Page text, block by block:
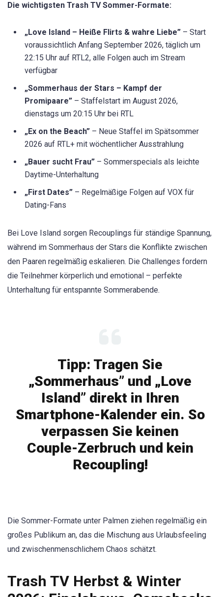
Die wichtigsten Trash TV Sommer-Formate:
„Love Island – Heiße Flirts & wahre Liebe” – Start
voraussichtlich Anfang September 2026, täglich um
22:15 Uhr auf RTL2, alle Folgen auch im Stream
verfügbar
„Sommerhaus der Stars – Kampf der
Promipaare” – Staffelstart im August 2026,
dienstags um 20:15 Uhr bei RTL
„Ex on the Beach” – Neue Staffel im Spätsommer
2026 auf RTL+ mit wöchentlicher Ausstrahlung
„Bauer sucht Frau” – Sommerspecials als leichte
Daytime-Unterhaltung
„First Dates” – Regelmäßige Folgen auf VOX für
Dating-Fans
Bei Love Island sorgen Recouplings für ständige Spannung,
während im Sommerhaus der Stars die Konflikte zwischen
den Paaren regelmäßig eskalieren. Die Challenges fordern
die Teilnehmer körperlich und emotional – perfekte
Unterhaltung für entspannte Sommerabende.
Tipp: Tragen Sie
„Sommerhaus” und „Love
Island” direkt in Ihren
Smartphone-Kalender ein. So
verpassen Sie keinen
Couple-Zerbruch und kein
Recoupling!
Die Sommer-Formate unter Palmen ziehen regelmäßig ein
großes Publikum an, das die Mischung aus Urlaubsfeeling
und zwischenmenschlichem Chaos schätzt.
Trash TV Herbst & Winter